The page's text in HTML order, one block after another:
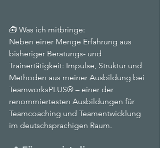
🧰 Was ich mitbringe:
Neben einer Menge Erfahrung aus
bisheriger Beratungs- und
Trainertätigkeit: Impulse, Struktur und
Methoden aus meiner Ausbildung bei
TeamworksPLUS® – einer der
renommiertesten Ausbildungen für
Teamcoaching und Teamentwicklung
im deutschsprachigen Raum.